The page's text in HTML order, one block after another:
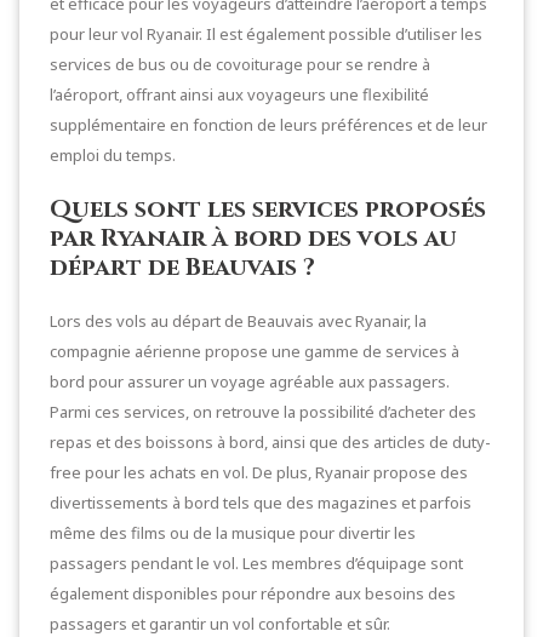
pour leur vol Ryanair. Il est également possible d’utiliser les
services de bus ou de covoiturage pour se rendre à
l’aéroport, offrant ainsi aux voyageurs une flexibilité
supplémentaire en fonction de leurs préférences et de leur
emploi du temps.
Quels sont les services proposés
par Ryanair à bord des vols au
départ de Beauvais ?
Lors des vols au départ de Beauvais avec Ryanair, la
compagnie aérienne propose une gamme de services à
bord pour assurer un voyage agréable aux passagers.
Parmi ces services, on retrouve la possibilité d’acheter des
repas et des boissons à bord, ainsi que des articles de duty-
free pour les achats en vol. De plus, Ryanair propose des
divertissements à bord tels que des magazines et parfois
même des films ou de la musique pour divertir les
passagers pendant le vol. Les membres d’équipage sont
également disponibles pour répondre aux besoins des
passagers et garantir un vol confortable et sûr.